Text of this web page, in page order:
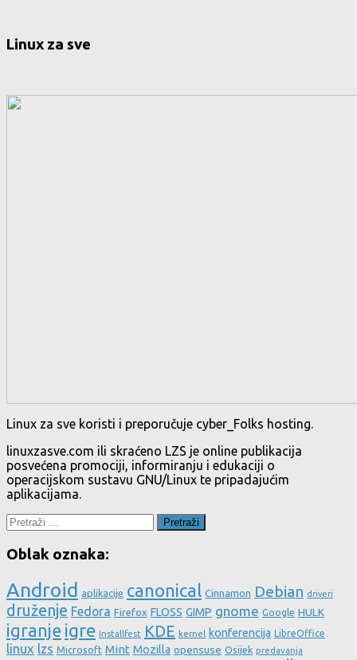
Linux za sve
Linux za sve koristi i preporučuje cyber_Folks hosting.
linuxzasve.com ili skraćeno LZS je online publikacija
posvećena promociji, informiranju i edukaciji o
operacijskom sustavu GNU/Linux te pripadajućim
aplikacijama.
Pretraži:
Oblak oznaka:
Android aplikacije canonical Cinnamon Debian driveri
druženje Fedora Firefox FLOSS GIMP gnome Google HULK
igranje igre Installfest KDE kernel konferencija LibreOffice
linux lzs Microsoft Mint Mozilla opensuse Osijek predavanja